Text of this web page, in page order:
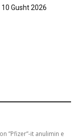
Gusht 2026